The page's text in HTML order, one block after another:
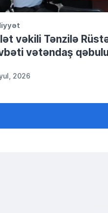
vəkili Tənzilə
vətəndaş
2026